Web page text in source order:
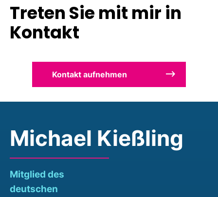
Treten Sie mit mir in
Kontakt
Kontakt aufnehmen
Michael Kießling
Mitglied des
deutschen